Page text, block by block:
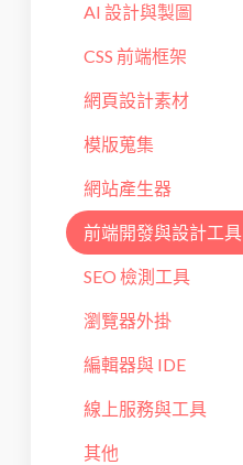
AI 設計與製圖
CSS 前端框架
網頁設計素材
模版蒐集
網站產生器
前端開發與設計工具
SEO 檢測工具
瀏覽器外掛
編輯器與 IDE
線上服務與工具
其他